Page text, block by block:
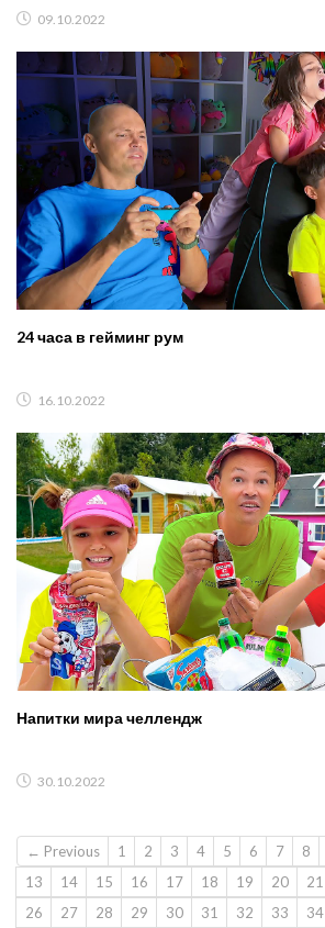
09.10.2022
24 часа в гейминг рум
16.10.2022
Напитки мира челлендж
30.10.2022
← Previous 1 2 3 4 5 6 7 8
13
14 15 16 17 18 19 20 21
26
27 28 29 30 31 32 33 34